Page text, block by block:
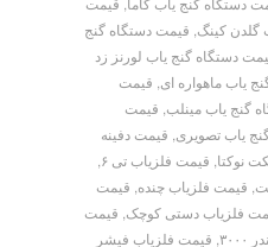
دستگاه گنج یاب گاما, قیمت
گلدن کینگ, قیمت دستگاه گنج
دستگاه گنج یاب لورنز زد
یاب ماهواره ای, قیمت
گنج یاب مینلب, قیمت
یاب تصویری, قیمت دفینه
نوکتا, قیمت فلزیاب تی ۶
,
, قیمت فلزیاب چنده, قیمت
فلزیاب دستی کوچک, قیمت
, قیمت فلزیاب فیشر